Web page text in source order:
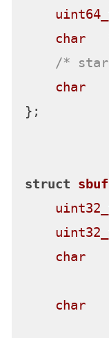
char
/*
char
};
struct sbuf
char
char